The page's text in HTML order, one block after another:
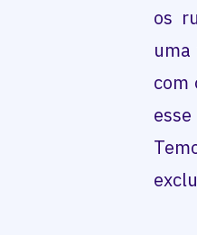
os
com